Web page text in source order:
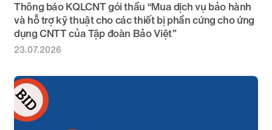
Thông báo KQLCNT gói thầu “Mua dịch vụ bảo hành
và hỗ trợ kỹ thuật cho các thiết bị phần cứng cho ứng
dụng CNTT của Tập đoàn Bảo Việt”
23.07.2026